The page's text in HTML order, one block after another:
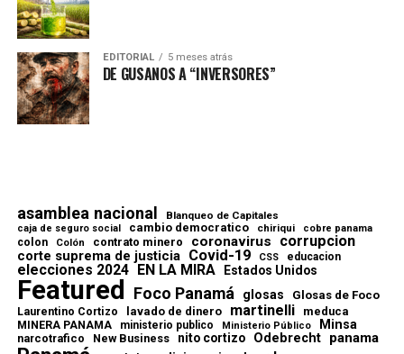
EDITORIAL 5 meses atrás
DE GUSANOS A “INVERSORES”
asamblea nacional Blanqueo de Capitales
caja de seguro social cambio democratico chiriqui cobre panama
colon Colón contrato minero coronavirus corrupcion
corte suprema de justicia Covid-19 CSS educacion
elecciones 2024 EN LA MIRA Estados Unidos
Featured Foco Panamá glosas Glosas de Foco
Laurentino Cortizo lavado de dinero martinelli meduca
MINERA PANAMA ministerio publico Ministerio Público Minsa
narcotrafico New Business nito cortizo Odebrecht panama